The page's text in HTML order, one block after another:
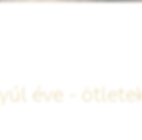
éve -